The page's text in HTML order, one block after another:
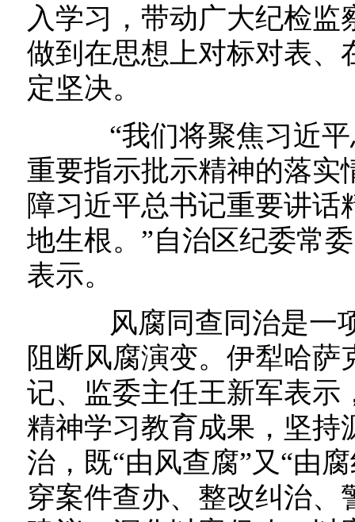
入学习，带动广大纪检
做到在思想上对标对表、
定坚决。
“我们将聚焦习近平
重要指示批示精神的落实
障习近平总书记重要讲
地生根。”自治区纪委常
表示。
风腐同查同治是一项
阻断风腐演变。伊犁哈
记、监委主任王新军表示
精神学习教育成果，坚持
治，既“由风查腐”又“由
穿案件查办、整改纠治